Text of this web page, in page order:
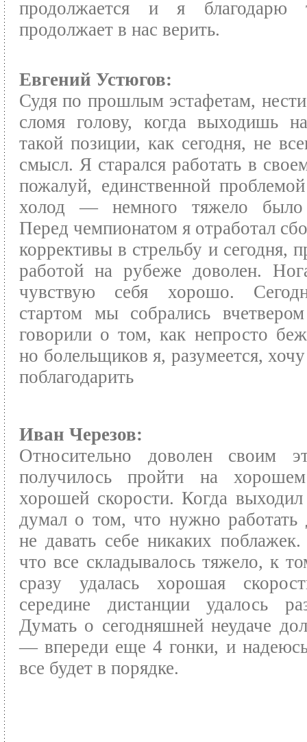
продолжается и я благодарю
продолжает в нас верить.
Евгений Устюгов:
Судя по прошлым эстафетам,
сломя голову, когда выходишь
такой позиции, как сегодня, не
смысл. Я старался работать в
пожалуй, единственной проблемой
холод — немного тяжело
Перед чемпионатом я отработал
коррективы в стрельбу и сегодня,
работой на рубеже доволен.
чувствую себя хорошо.
стартом мы собрались
говорили о том, как непросто
но болельщиков я, разумеется,
поблагодарить
Иван Черезов:
Относительно доволен своим
получилось пройти на
хорошей скорости. Когда выходил
думал о том, что нужно работать
не давать себе никаких
что все складывалось тяжело, к
сразу удалась хорошая
середине дистанции удалось
Думать о сегодняшней неудаче
— впереди еще 4 гонки, и
все будет в порядке.